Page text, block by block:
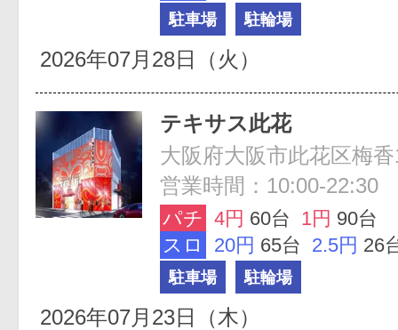
駐車場 駐輪場
2026年07月28日（火）
テキサス此花
大阪府大阪市此花区梅
営業時間：10:00-22:30
パチ 4円 60台 1円 90台
スロ
20円 65台 2.5円 26
駐車場 駐輪場
2026年07月23日（木）